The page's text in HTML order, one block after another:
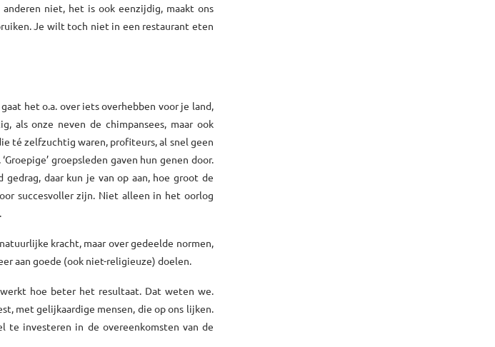
niet, het is ook eenzijdig, maakt ons
Je wilt toch niet in een restaurant eten
het o.a. over iets overhebben voor je land,
als onze neven de chimpansees, maar ook
té zelfzuchtig waren, profiteurs, al snel geen
groepsleden gaven hun genen door.
daar kun je van op aan, hoe groot de
succesvoller zijn. Niet alleen in het oorlog
kracht, maar over gedeelde normen,
aan goede (ook niet-religieuze) doelen.
hoe beter het resultaat. Dat weten we.
met gelijkaardige mensen, die op ons lijken.
te investeren in de overeenkomsten van de